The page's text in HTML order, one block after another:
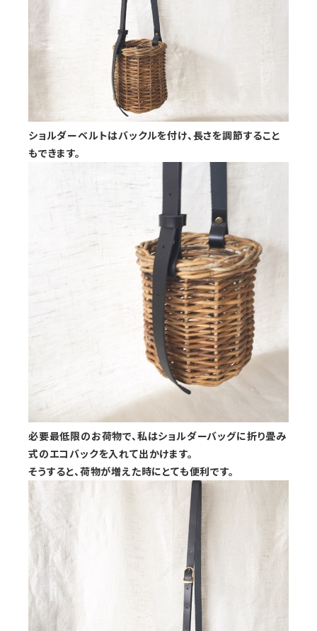
ショルダーベルトはバックルを付け、長さを調節すること
もできます。
必要最低限のお荷物で、私はショルダーバッグに折り畳み
式のエコバックを入れて出かけます。
そうすると、荷物が増えた時にとても便利です。